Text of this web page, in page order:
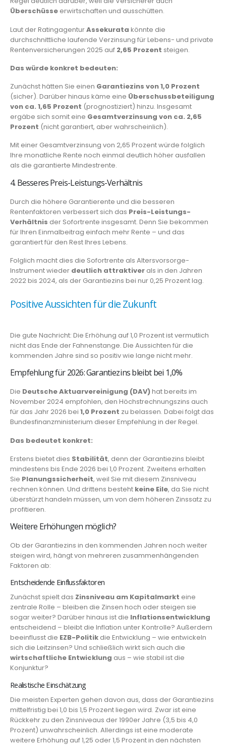
Überschüsse erwirtschaften und ausschütten.
Laut der RatingagenturAssekurata könnte die
durchschnittliche laufende Verzinsung für Lebens- und private
Rentenversicherungen 2025 auf 2,65 Prozent steigen.
Das würde konkret bedeuten:
Zunächst hätten Sie einen Garantiezins von 1,0 Prozent
(sicher). Darüber hinaus käme eine Überschussbeteiligung
von ca. 1,65 Prozent (prognostiziert) hinzu. Insgesamt
ergäbe sich somit eine Gesamtverzinsung von ca. 2,65
Prozent (nicht garantiert, aber wahrscheinlich).
Mit einer Gesamtverzinsung von 2,65 Prozent würde folglich
Ihre monatliche Rente noch einmal deutlich höher ausfallen
als die garantierte Mindestrente.
4. Besseres Preis-Leistungs-Verhältnis
Durch die höhere Garantierente und die besseren
Rentenfaktoren verbessert sich das Preis-Leistungs-
Verhältnis der Sofortrente insgesamt. Denn Sie bekommen
für Ihren Einmalbeitrag einfach mehr Rente – und das
garantiert für den Rest Ihres Lebens.
Folglich macht dies die Sofortrente als Altersvorsorge-
Instrument wieder deutlich attraktiver als in den Jahren
2022 bis 2024, als der Garantiezins bei nur 0,25 Prozent lag.
Positive Aussichten für die Zukunft
Die gute Nachricht: Die Erhöhung auf 1,0 Prozent ist vermutlich
nicht das Ende der Fahnenstange. Die Aussichten für die
kommenden Jahre sind so positiv wie lange nicht mehr.
Empfehlung für 2026: Garantiezins bleibt bei 1,0%
Die Deutsche Aktuarvereinigung (DAV)hat bereits im
November 2024 empfohlen, den Höchstrechnungszins auch
für das Jahr 2026 bei 1,0 Prozent zu belassen. Dabei folgt das
Bundesfinanzministerium dieser Empfehlung in der Regel.
Das bedeutet konkret:
Erstens bietet dies Stabilität, denn der Garantiezins bleibt
mindestens bis Ende 2026 bei 1,0 Prozent. Zweitens erhalten
Sie Planungssicherheit, weil Sie mit diesem Zinsniveau
rechnen können. Und drittens besteht keine Eile, da Sie nicht
überstürzt handeln müssen, um von dem höheren Zinssatz zu
profitieren.
Weitere Erhöhungen möglich?
Ob der Garantiezins in den kommenden Jahren noch weiter
steigen wird, hängt von mehreren zusammenhängenden
Faktoren ab:
Entscheidende Einflussfaktoren
Zunächst spielt das Zinsniveau am Kapitalmarkt eine
zentrale Rolle – bleiben die Zinsen hoch oder steigen sie
sogar weiter? Darüber hinaus ist die Inflationsentwicklung
entscheidend – bleibt die Inflation unter Kontrolle? Außerdem
beeinflusst die EZB-Politik die Entwicklung – wie entwickeln
sich die Leitzinsen? Und schließlich wirkt sich auch die
wirtschaftliche Entwicklung aus – wie stabil ist die
Konjunktur?
Realistische Einschätzung
Die meisten Experten gehen davon aus, dass der Garantiezins
mittelfristig bei 1,0 bis 1,5 Prozent liegen wird. Zwar ist eine
Rückkehr zu den Zinsniveaus der 1990er Jahre (3,5 bis 4,0
Prozent) unwahrscheinlich. Allerdings ist eine moderate
weitere Erhöhung auf 1,25 oder 1,5 Prozent in den nächsten